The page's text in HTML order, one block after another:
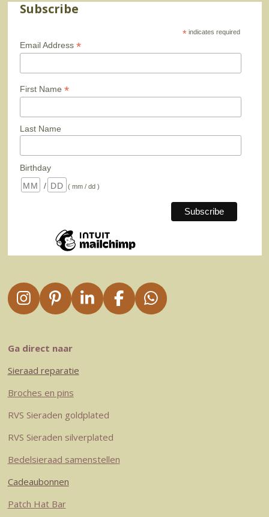
Subscribe
* indicates required
Email Address *
First Name *
Last Name
Birthday
/
( mm / dd )
I
n
t
a
g
r
a
P
i
t
e
r
e
s
L
i
n
F
a
W
h
Ga direct naar
Sieraad reparatie
Broches en pins
RVS Sieraden goldplated
RVS Sieraden silverplated
Bedelsieraad samenstellen
Cadeaubonnen
Patch Hat Bar